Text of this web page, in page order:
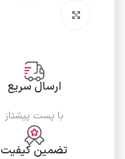
ارسال سریع
با پست پیشتاز
تضمین کیفیت